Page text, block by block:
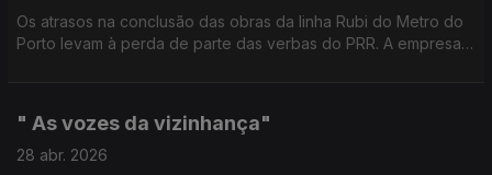
Os atrasos na conclusão das obras da linha Rubi do Metro do
Porto levam à perda de parte das verbas do PRR. A empresa
" As vozes da vizinhança"
28 abr. 2026